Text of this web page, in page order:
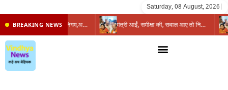
Saturday, 08 August, 2026
BREAKING NEWS प्रभारी मंत्री के निशाने पर नगर निगम,अफसरों को 10 दिन का अल्टीमेटम,नहीं होगी कार्रवाई, महापौर-आयुक्त के बीच सौहार्दहीनता पर मंत्री ने उठाए सवाल मंत्री आईं, समीक्षा की, सवाल आए तो निकल गईं – खाली जयंत चौंकीं पर नहीं दिया जवाब